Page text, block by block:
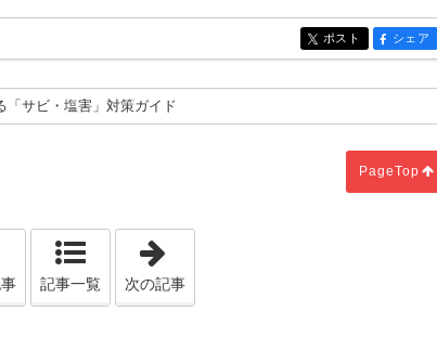
entry411
ポスト entry411
シェア
「サビ・塩害」対策ガイド
PageTop
「湘南に訪れる"冷え込みのはじまり"」
記事一覧 次の記事